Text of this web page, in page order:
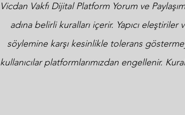
Vicdan Vakfı Dijital Platform Yorum ve
adına belirli kuralları içerir. Yapıcı
söylemine karşı kesinlikle tolerans
kullanıcılar platformlarımızdan engellenir.